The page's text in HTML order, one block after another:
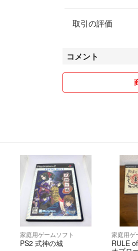
ケットポストミニにて
2. 神経質な方はご購
3. 状態については細か
・写真のものが全てで
ご覧いただきありがと
取引の評価
コメント
家庭用ゲームソフト
PS2 式神の城
家庭用ゲ
RULE